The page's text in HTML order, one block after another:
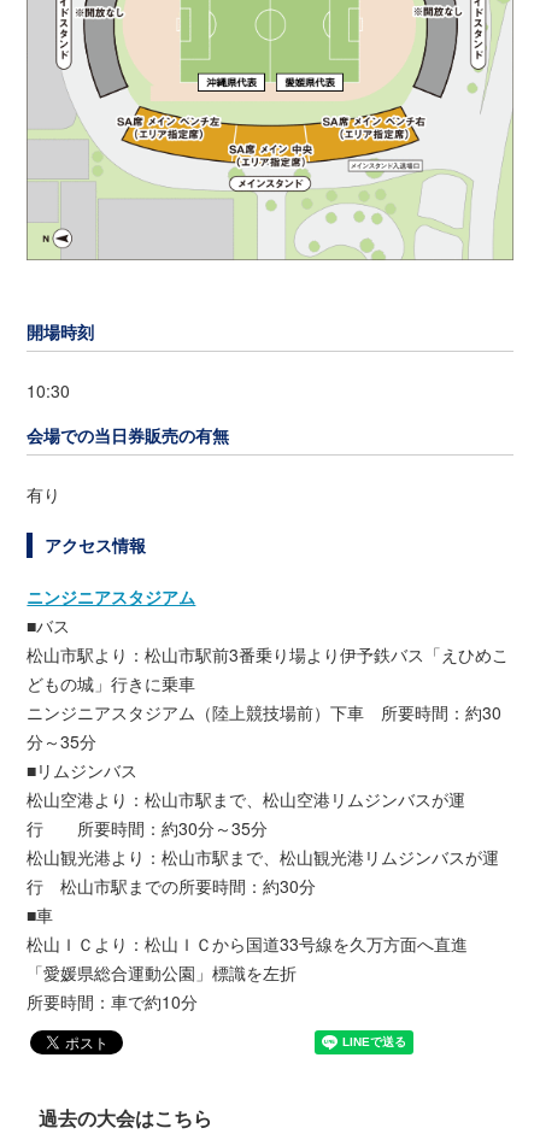
開場時刻
10:30
会場での当日券販売の有無
有り
アクセス情報
ニンジニアスタジアム
■バス
松山市駅より：松山市駅前3番乗り場より伊予鉄バス「えひめこ
どもの城」行きに乗車
ニンジニアスタジアム（陸上競技場前）下車 所要時間：約30
分～35分
■リムジンバス
松山空港より：松山市駅まで、松山空港リムジンバスが運
行 所要時間：約30分～35分
松山観光港より：松山市駅まで、松山観光港リムジンバスが運
行 松山市駅までの所要時間：約30分
■車
松山ＩＣより：松山ＩＣから国道33号線を久万方面へ直進
「愛媛県総合運動公園」標識を左折
所要時間：車で約10分
過去の大会はこちら